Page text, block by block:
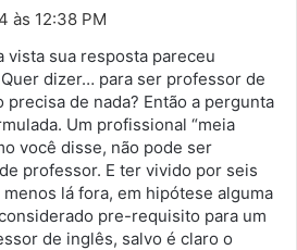
s
e
:
às 12:38 PM
vista sua resposta pareceu
dizer… para ser professor de
precisa de nada? Então a pergunta
Um profissional “meia
você disse, não pode ser
professor. E ter vivido por seis
menos lá fora, em hipótese alguma
pre-requisito para um
de inglês, salvo é claro o